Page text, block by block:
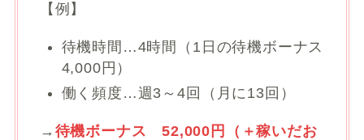
【例】
待機時間…4時間（1日の待機ボーナス
4,000円）
働く頻度…週3～4回（月に13回）
→ 待機ボーナス 52,000円（＋稼いだお